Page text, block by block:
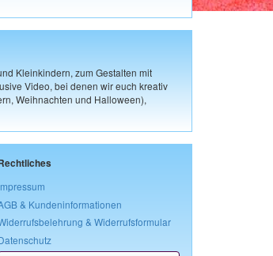
Kleinkindern, zum Gestalten mit
Video, bei denen wir euch kreativ
Weihnachten und Halloween),
& Kundeninformationen
& Widerrufsformular